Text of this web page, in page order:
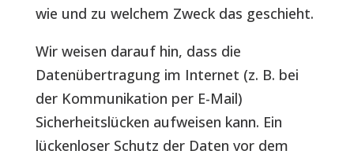
wie und zu welchem Zweck das geschieht.
Wir weisen darauf hin, dass die
Datenübertragung im Internet (z. B. bei
der Kommunikation per E-Mail)
Sicherheitslücken aufweisen kann. Ein
lückenloser Schutz der Daten vor dem